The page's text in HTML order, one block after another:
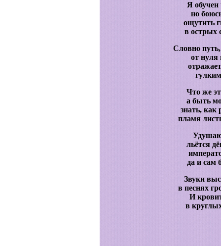
Я обучен
но
ощутить
в острых
Словно
от нуля
Что же
а быть
знать, как
пламя
льётся
да и сам
Звуки
в песнях
И
в